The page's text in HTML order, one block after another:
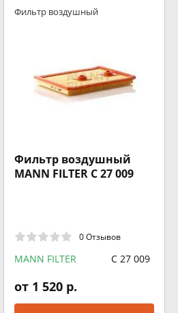
Фильтр воздушный
Фильтр воздушный
MANN FILTER C 27 009
0 Отзывов
MANN FILTER C 27 009
от 1 520 р.